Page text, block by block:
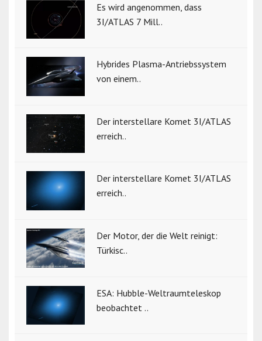
Es wird angenommen, dass
3I/ATLAS 7 Mill..
Hybrides Plasma-Antriebssystem
von einem..
Der interstellare Komet 3I/ATLAS
erreich..
Der interstellare Komet 3I/ATLAS
erreich..
Der Motor, der die Welt reinigt:
Türkisc..
ESA: Hubble-Weltraumteleskop
beobachtet ..